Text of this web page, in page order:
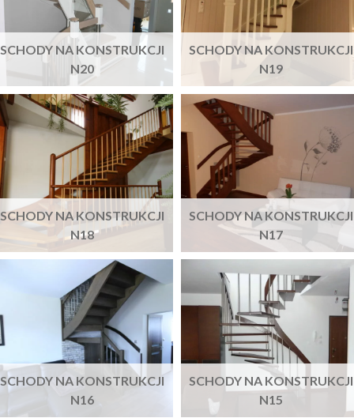
SCHODY NA KONSTRUKCJI
N20
SCHODY NA KONSTRUKCJI
N19
SCHODY NA KONSTRUKCJI
N18
SCHODY NA KONSTRUKCJI
N17
SCHODY NA KONSTRUKCJI
N16
SCHODY NA KONSTRUKCJI
N15